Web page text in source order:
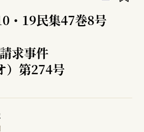
・19民集47巻8号
求事件
）第274号